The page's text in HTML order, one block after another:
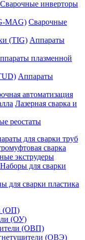
Сварочные инверторы
Сварочные
Аппараты
плазменной
Аппараты
автоматизация
Лазерная сварка и
реостаты
для сварки труб
сварка
экструдеры
Наборы для сварки
для сварки пластика
(ОП)
(ОУ)
(ОВП)
(ОВЭ)